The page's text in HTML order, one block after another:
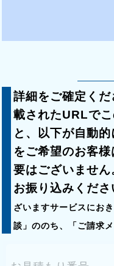
詳細をご確定く
載されたURLで
と、以下が自動
をご希望のお客
要はございませ
お振り込みくださ
ざいますサービスにお
談」ののち、「ご請求